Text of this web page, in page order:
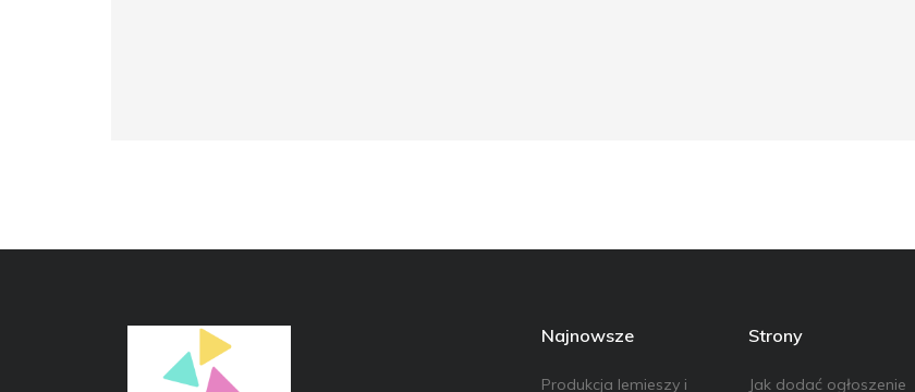
Najnowsze
Produkcja lemieszy i
Strony
Jak dodać ogłoszenie